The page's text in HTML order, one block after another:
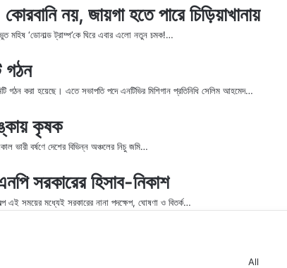
নয়, জায়গা হতে পারে চিড়িয়াখানায়
‘ডোনাল্ড ট্রাম্প’কে ঘিরে এবার এলো নতুন চমক!…
গঠন
গঠন করা হয়েছে। এতে সভাপতি পদে এনটিভির মিশিগান প্রতিনিধি সেলিম আহমেদ…
কৃষক
বর্ষণে দেশের বিভিন্ন অঞ্চলের নিচু জমি…
সরকারের হিসাব-নিকাশ
এই সময়ের মধ্যেই সরকারের নানা পদক্ষেপ, ঘোষণা ও বিতর্ক…
All